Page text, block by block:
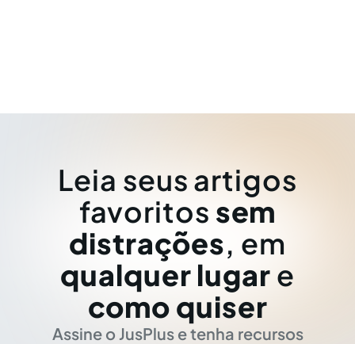
Leia seus artigos
favoritos sem
distrações, em
qualquer lugar e
como quiser
Assine o JusPlus e tenha recursos